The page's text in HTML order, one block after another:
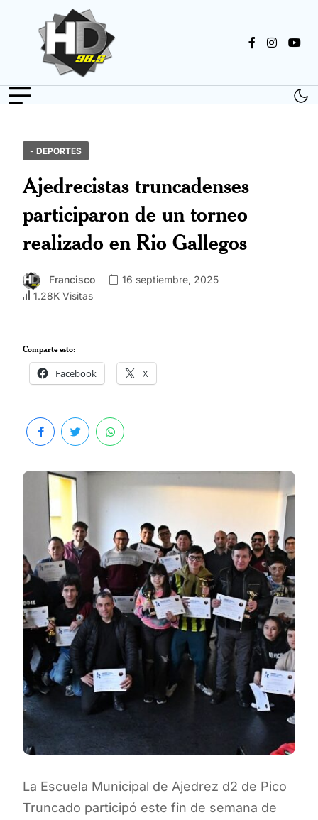
- DEPORTES
Ajedrecistas truncadenses
participaron de un torneo
realizado en Rio Gallegos
Francisco
16 septiembre, 2025
1.28K Visitas
Comparte esto:
Facebook X
La Escuela Municipal de Ajedrez d2 de Pico
Truncado participó este fin de semana de